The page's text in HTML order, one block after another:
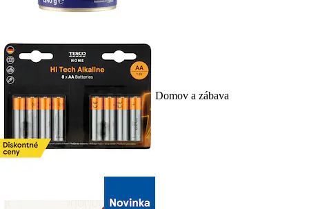
Domov a zábava